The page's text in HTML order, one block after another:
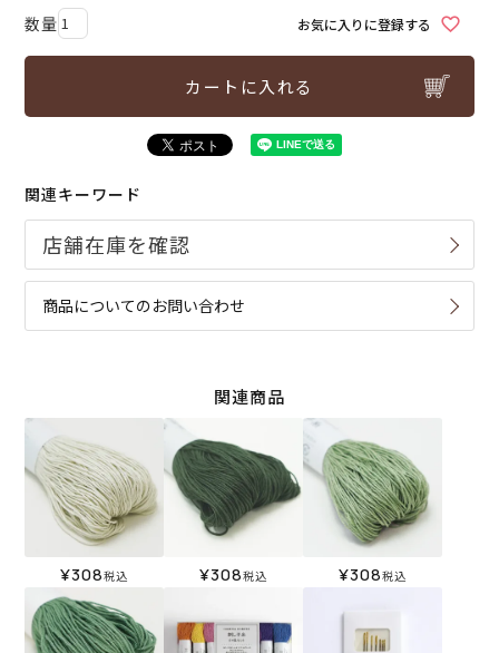
お気に入りに登録する
カートに入れる
関連キーワード
商品についてのお問い合わせ
関連商品
¥308税込 ¥308税込 ¥308税込